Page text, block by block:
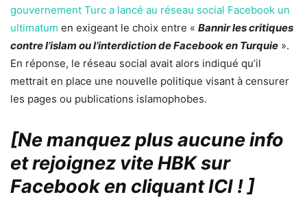
gouvernement Turc a lancé au réseau social Facebook un
ultimatum en exigeant le choix entre « Bannir les critiques
contre l’islam ou l’interdiction de Facebook en Turquie ».
En réponse, le réseau social avait alors indiqué qu’il
mettrait en place une nouvelle politique visant à censurer
les pages ou publications islamophobes.
[Ne manquez plus aucune info
et rejoignez vite HBK sur
Facebook en cliquant ICI !]